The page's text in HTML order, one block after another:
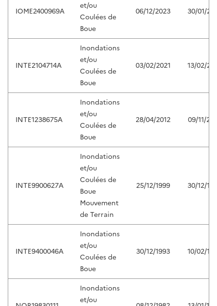
IOME2400969A
et/ou
Coulées de
Boue
06/12/2023 30/01/
INTE2104714A
Inondations
et/ou
Coulées de
Boue
03/02/2021 13/02/
INTE1238675A
Inondations
et/ou
Coulées de
Boue
28/04/2012 09/11/
INTE9900627A
Inondations
et/ou
Coulées de
Boue
Mouvement
de Terrain
25/12/1999 30/12/
INTE9400046A
Inondations
et/ou
Coulées de
Boue
30/12/1993 10/02/
Inondations
et/ou